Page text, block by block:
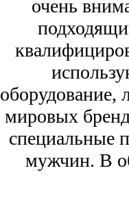
очень
оборудование,
мировых
специальные
мужчин. В